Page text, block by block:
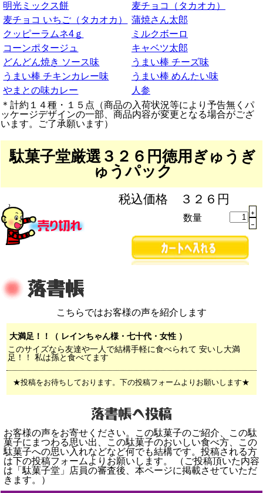
明光ミックス餅
麦チョコ（タカオカ）
麦チョコ いちご（タカオカ）
蒲焼さん太郎
クッピーラムネ4ｇ
ミルクボーロ
コーンポタージュ
キャベツ太郎
どんどん焼き ソース味
うまい棒 チーズ味
うまい棒 チキンカレー味
うまい棒 めんたい味
やまとの味カレー
人参
＊計約１４種・１５点（商品の入荷状況等により予告無くパ
ッケージデザインの一部、商品内容が変更となる場合がござ
います。ご了承願います）
駄菓子堂厳選３２６円徳用ぎゅうぎ
ゅうパック
税込価格 ３２６円
数量
こちらではお客様の声を紹介します
大満足！！（ レインちゃん様・七十代・女性 ）
このサイズなら友達や一人で結構手軽に食べられて 安いし大満
足！！ 私は孫と食べてます
★投稿をお待ちしております。下の投稿フォームよりお願いします★
お客様の声をお寄せください。この駄菓子のご紹介、この駄
菓子にまつわる思い出、この駄菓子のおいしい食べ方、この
駄菓子への思い入れなどなど何でも結構です。投稿される方
は下の投稿フォームよりお願いします。 （ご投稿頂いた内容
は「駄菓子堂」店員の審査後、本ページに掲載させていただ
きます。）